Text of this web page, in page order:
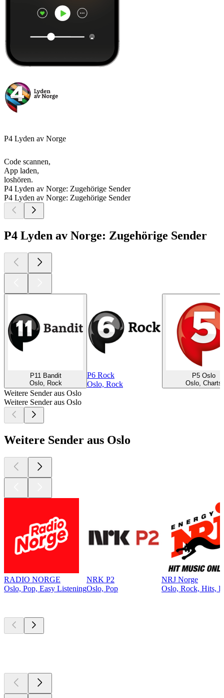
P4 Lyden av Norge
Code scannen,
App laden,
loshören.
P4 Lyden av Norge: Zugehörige Sender
P4 Lyden av Norge: Zugehörige Sender
P4 Lyden av Norge: Zugehörige Sender
P11 Bandit
Oslo, Rock
P6 Rock
Oslo, Rock
P5 Oslo
Oslo, Charts
Weitere Sender aus Oslo
Weitere Sender aus Oslo
Weitere Sender aus Oslo
RADIO NORGE
Oslo, Pop, Easy Listening
NRK P2
Oslo, Pop
NRJ Norge
Oslo, Rock, Hits,